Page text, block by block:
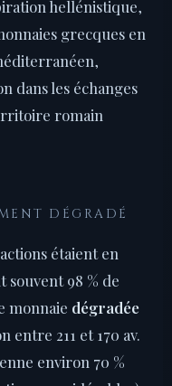
hellénistique,
grecques en
dans les échanges
romain
DÉGRADÉ
étaient en
98 % de
monnaie dégradée
entre 211 et 170 av.
environ 70 %